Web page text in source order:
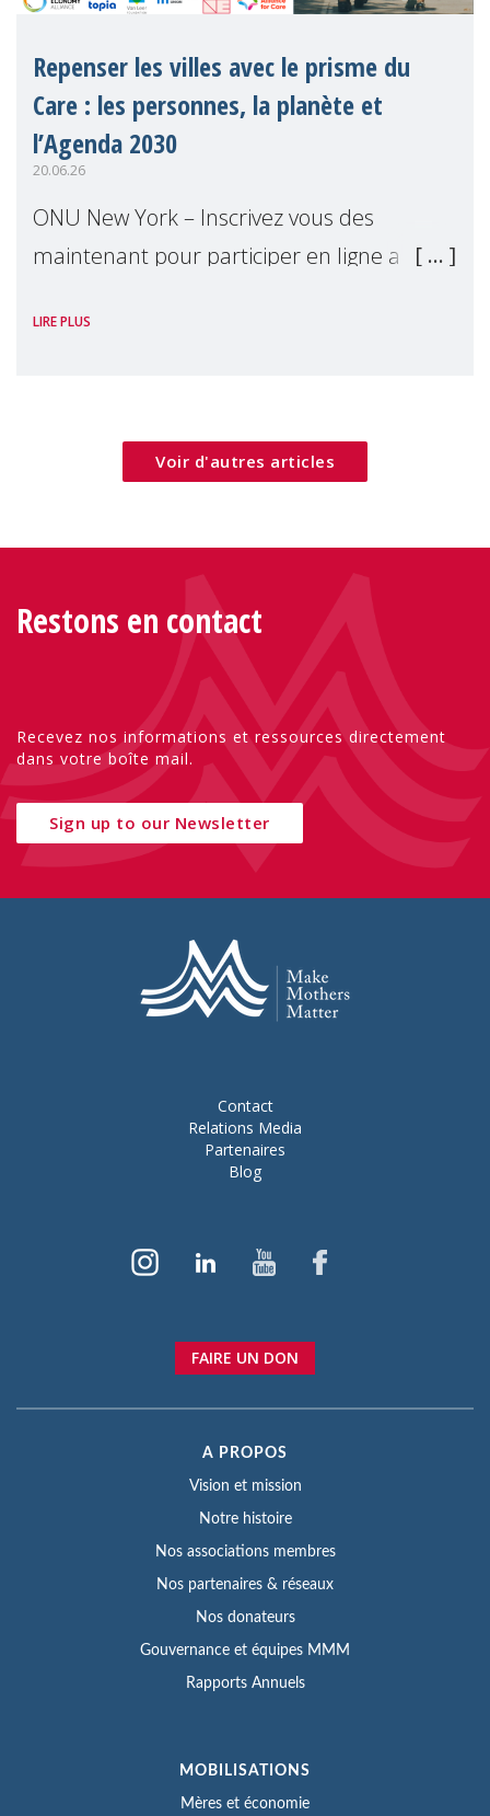
Repenser les villes avec le prisme du
Care : les personnes, la planète et
l’Agenda 2030
20.06.26
ONU New York – Inscrivez vous des
maintenant pour participer en ligne a
Politique de Haut Niveau 2026. Cet
LIRE PLUS
Voir d'autres articles
Restons en contact
Recevez nos informations et ressources directement
dans votre boîte mail.
Sign up to our Newsletter
Contact
Relations Media
Partenaires
Blog
FAIRE UN DON
A PROPOS
Vision et mission
Notre histoire
Nos associations membres
Nos partenaires & réseaux
Nos donateurs
Gouvernance et équipes MMM
Rapports Annuels
MOBILISATIONS
Mères et économie